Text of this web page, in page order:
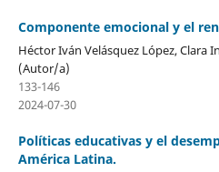
Componente emocional y el
Héctor Iván Velásquez López, Clara
(Autor/a)
133-146
2024-07-30
Políticas educativas y el
América Latina.